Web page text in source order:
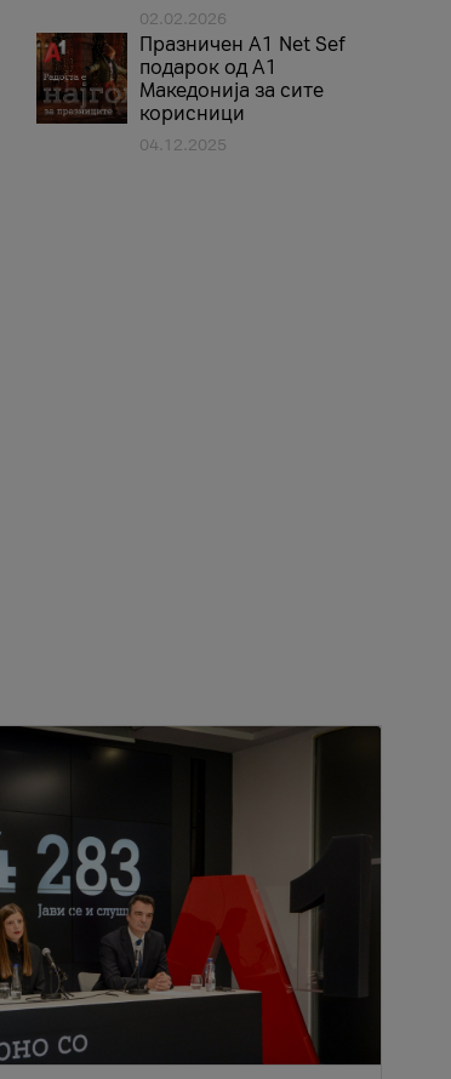
02.02.2026
Празничен A1 Net Sеf
подарок од А1
Македонија за сите
корисници
04.12.2025